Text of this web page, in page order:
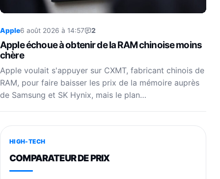
Apple6 août 2026 à 14:57 2
Apple échoue à obtenir de la RAM chinoise moins
chère
Apple voulait s'appuyer sur CXMT, fabricant chinois de
RAM, pour faire baisser les prix de la mémoire auprès
de Samsung et SK Hynix, mais le plan…
HIGH-TECH
COMPARATEUR DE PRIX